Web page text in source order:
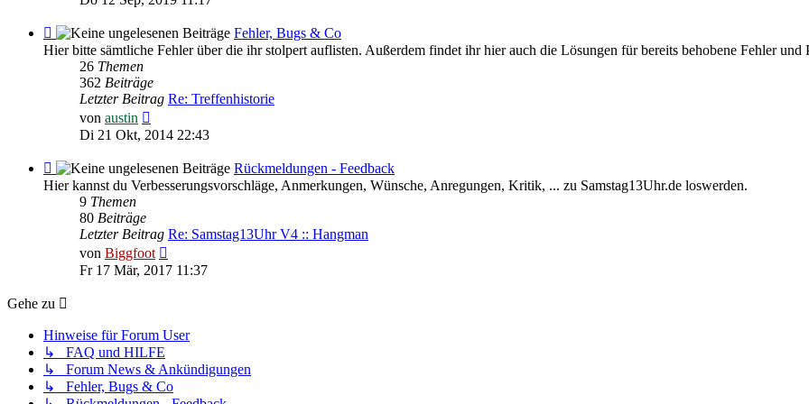
Feed
-
Fehler,
Bugs
Fehler, Bugs & Co
Hier bitte sämtliche Fehler über die ihr stolpert auflisten. Außerdem findet ihr hier auch die Lösungen für bereits behobene Fehler und
26 Themen
362 Beiträge
Letzter Beitrag Re: Treffenhistorie
von austin
Beitrag
Di 21 Okt, 2014 22:43
Feed
-
Rückmeldungen
Feedback
Rückmeldungen - Feedback
Hier kannst du Verbesserungsvorschläge, Anmerkungen, Wünsche, Anregungen, Kritik, ... zu Samstag13Uhr.de loswerden.
9 Themen
80 Beiträge
Letzter Beitrag Re: Samstag13Uhr V4 :: Hangman
von Biggfoot
Beitrag
Fr 17 Mär, 2017 11:37
Gehe zu
Hinweise für Forum User
↳ FAQ und HILFE
↳ Forum News & Ankündigungen
↳ Fehler, Bugs & Co